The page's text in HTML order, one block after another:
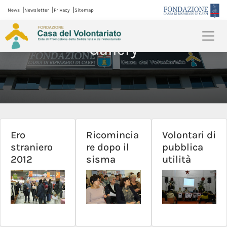
News |Newsletter |Privacy |Sitemap
Gallery
Ero
straniero
2012
Ricomincia
re dopo il
sisma
Volontari di
pubblica
utilità